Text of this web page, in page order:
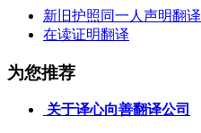
新旧护照同一人声明翻译
在读证明翻译
为您推荐
关于译心向善翻译公司